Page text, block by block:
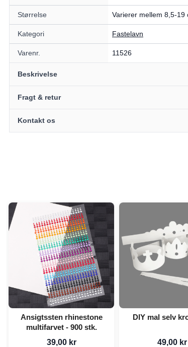
Størrelse Varierer mellem 8,5-
Kategori Fastelavn
Varenr. 11526
Beskrivelse
Fragt & retur
Kontakt os
Ansigtssten rhinestone
multifarvet - 900 stk.
39,00 kr
DIY mal selv
49,00 kr